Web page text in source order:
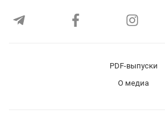
PDF-выпуски
О медиа